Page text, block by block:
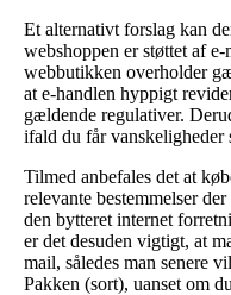
Et alternativt forslag kan
webshoppen er støttet af
webbutikken overholder
at e-handlen hyppigt
gældende regulativer.
ifald du får vanskeligheder
Tilmed anbefales det at
relevante bestemmelser
den bytteret internet
er det desuden vigtigt, at
mail, således man senere
Pakken (sort), uanset om